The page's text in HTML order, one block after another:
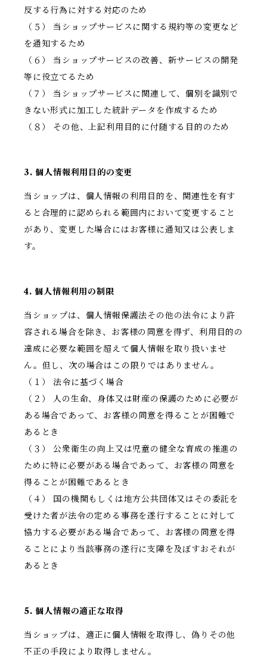
反する行為に対する対応のため
（５） 当ショップサービスに関する規約等の変更など
を通知するため
（６） 当ショップサービスの改善、新サービスの開発
等に役立てるため
（７） 当ショップサービスに関連して、個別を識別で
きない形式に加工した統計データを作成するため
（８） その他、上記利用目的に付随する目的のため
3. 個人情報利用目的の変更
当ショップは、個人情報の利用目的を、関連性を有す
ると合理的に認められる範囲内において変更すること
があり、変更した場合にはお客様に通知又は公表しま
す。
4. 個人情報利用の制限
当ショップは、個人情報保護法その他の法令により許
容される場合を除き、お客様の同意を得ず、利用目的の
達成に必要な範囲を超えて個人情報を取り扱いませ
ん。但し、次の場合はこの限りではありません。
（１） 法令に基づく場合
（２） 人の生命、身体又は財産の保護のために必要が
ある場合であって、お客様の同意を得ることが困難で
あるとき
（３） 公衆衛生の向上又は児童の健全な育成の推進の
ために特に必要がある場合であって、お客様の同意を
得ることが困難であるとき
（４） 国の機関もしくは地方公共団体又はその委託を
受けた者が法令の定める事務を遂行することに対して
協力する必要がある場合であって、お客様の同意を得
ることにより当該事務の遂行に支障を及ぼすおそれが
あるとき
5. 個人情報の適正な取得
当ショップは、適正に個人情報を取得し、偽りその他
不正の手段により取得しません。